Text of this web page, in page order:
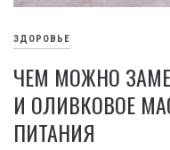
ЗДОРОВЬЕ
ЧЕМ МОЖНО
И ОЛИВКОВОЕ
ПИТАНИЯ